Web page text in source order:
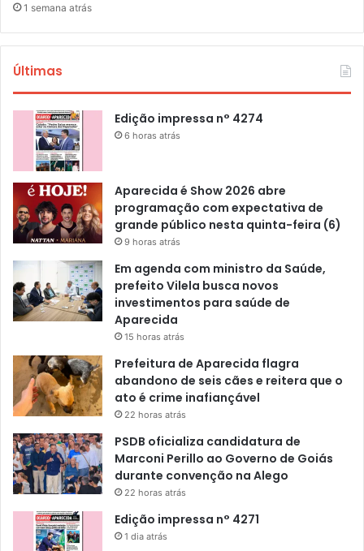
1 semana atrás
Últimas
Edição impressa n° 4274
6 horas atrás
Aparecida é Show 2026 abre
programação com expectativa de
grande público nesta quinta-feira (6)
9 horas atrás
Em agenda com ministro da Saúde,
prefeito Vilela busca novos
investimentos para saúde de
Aparecida
15 horas atrás
Prefeitura de Aparecida flagra
abandono de seis cães e reitera que o
ato é crime inafiançável
22 horas atrás
PSDB oficializa candidatura de
Marconi Perillo ao Governo de Goiás
durante convenção na Alego
22 horas atrás
Edição impressa n° 4271
1 dia atrás